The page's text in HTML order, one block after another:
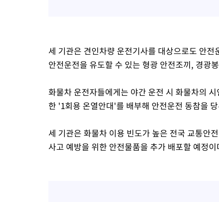
세 기관은 견인차량 운전기사를 대상으로도 안
안전운전을 유도할 수 있는 형광 안전조끼, 경광
화물차 운전자들에게는 야간 운전 시 화물차의
한 '1회용 온열안대'를 배부해 안전운전 동참을
세 기관은 화물차 이용 빈도가 높은 전국 교통안
사고 예방을 위한 안전물품을 추가 배포할 예정